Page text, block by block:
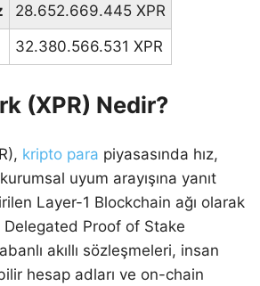
28.652.669.445 XPR
32.380.566.531 XPR
(XPR) Nedir?
kripto para piyasasında hız,
uyum arayışına yanıt
Layer-1 Blockchain ağı olarak
Delegated Proof of Stake
akıllı sözleşmeleri, insan
hesap adları ve on-chain